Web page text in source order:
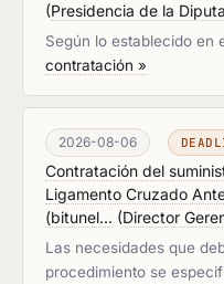
(Presidencia de la
Según lo establecido en
contratación »
2026-08-06
Contratación del
Ligamento Cruzado
(bitunel... (Director
Las necesidades que
procedimiento se